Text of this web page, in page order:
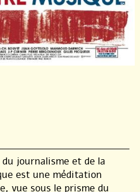
journalisme et de la
est une méditation
vue sous le prisme du